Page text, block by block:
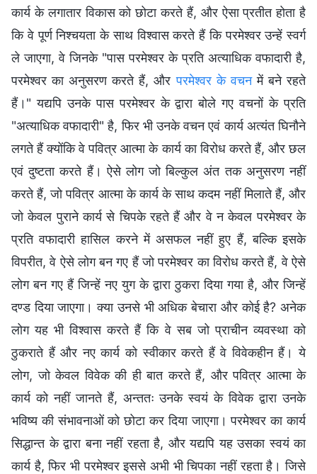
कार्य के लगातार विकास को छोटा करते हैं, और ऐसा प्रतीत होता है
कि वे पूर्ण निश्चयता के साथ विश्वास करते हैं कि परमेश्वर उन्हें स्वर्ग
ले जाएगा, वे जिनके "पास परमेश्वर के प्रति अत्याधिक वफादारी है,
परमेश्वर का अनुसरण करते हैं, औरपरमेश्वर के वचनमें बने रहते
हैं।" यद्यपि उनके पास परमेश्वर के द्वारा बोले गए वचनों के प्रति
"अत्याधिक वफादारी" है, फिर भी उनके वचन एवं कार्य अत्यंत घिनौने
लगते हैं क्योंकि वे पवित्र आत्मा के कार्य का विरोध करते हैं, और छल
एवं दुष्टता करते हैं। ऐसे लोग जो बिल्कुल अंत तक अनुसरण नहीं
करते हैं, जो पवित्र आत्मा के कार्य के साथ कदम नहीं मिलाते हैं, और
जो केवल पुराने कार्य से चिपके रहते हैं और वे न केवल परमेश्वर के
प्रति वफादारी हासिल करने में असफल नहीं हुए हैं, बल्कि इसके
विपरीत, वे ऐसे लोग बन गए हैं जो परमेश्वर का विरोध करते हैं, वे ऐसे
लोग बन गए हैं जिन्हें नए युग के द्वारा ठुकरा दिया गया है, और जिन्हें
दण्ड दिया जाएगा। क्या उनसे भी अधिक बेचारा और कोई है? अनेक
लोग यह भी विश्वास करते हैं कि वे सब जो प्राचीन व्यवस्था को
ठुकराते हैं और नए कार्य को स्वीकार करते हैं वे विवेकहीन हैं। ये
लोग, जो केवल विवेक की ही बात करते हैं, और पवित्र आत्मा के
कार्य को नहीं जानते हैं, अन्ततः उनके स्वयं के विवेक द्वारा उनके
भविष्य की संभावनाओं को छोटा कर दिया जाएगा। परमेश्वर का कार्य
सिद्धान्त के द्वारा बना नहीं रहता है, और यद्यपि यह उसका स्वयं का
कार्य है, फिर भी परमेश्वर इससे अभी भी चिपका नहीं रहता है। जिसे